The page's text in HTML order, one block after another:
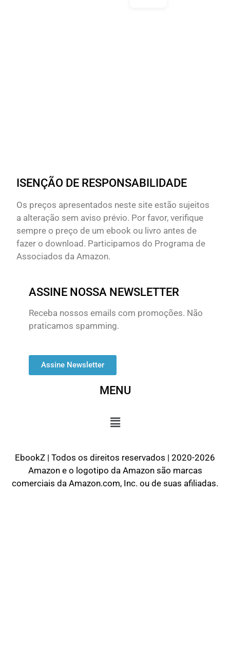
ISENÇÃO DE RESPONSABILIDADE
Os preços apresentados neste site estão sujeitos
a alteração sem aviso prévio. Por favor, verifique
sempre o preço de um ebook ou livro antes de
fazer o download. Participamos do Programa de
Associados da Amazon.
ASSINE NOSSA NEWSLETTER
Receba nossos emails com promoções. Não
praticamos spamming.
Assine Newsletter
MENU
EbookZ | Todos os direitos reservados | 2020-2026
Amazon e o logotipo da Amazon são marcas
comerciais da Amazon.com, Inc. ou de suas afiliadas.